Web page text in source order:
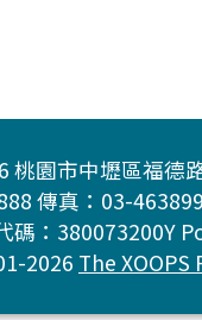
桃園市中壢區福德
傳真：03-
碼：380073200Y
2026 The